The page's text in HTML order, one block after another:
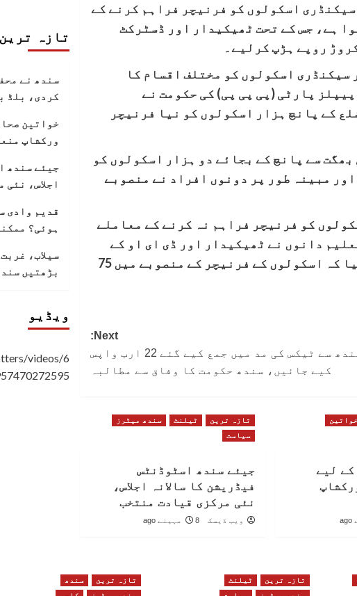
اسکولوں کو فرنیچر فراہم کرنے کے
ہے، جس کے تحت ٹھیکیدار اور ڈسٹرکٹ
اسکولوں کو مختلف اقسام کا
پارٹی (پی پی پی) کی حکومت نے
کے پانچ ہزار اسکولوں کو نیا فرنیچر
سے پانچ کے بجائے دو ہزار اسکولوں کو
مبینہ طور پر دونوں افراد نے منصوبے
کو فرنیچر فراہم نہ کرنے کے معاملے
دانوں نے ٹھیکیدار اور ڈی ای او کے
خلاف نوشہروفیروز میں مظاہرہ کرتے ہوئے دعویٰ کیا کہ اسکولوں کے فرنیچر کے منصوبے میں 75
Next:
سندھ سے ٹیکس کی مد میں جمع کیے گئے 22 ارب واپس
کیے جائیں، سندھ حکومت کا وفاق سے مطالبہ
خواتین
لیے
تازہ ترین ٹیلنٹ
سندھ میٹرز
سیاست
جیئے سندھ اسٹوڈنٹس
فیڈریشن کا سالانہ اجلاس،
نئی مرکزی قیادت منتخب
ویب ڈیسک 8 مہینے ago
تازہ ترین
سندھ نے
کردی، بلڈ
خواتین
ورکشاپ
جیئے سندھ
اجلاس،
قدیم وادی
ہوئی؟
سیلاب،
بڑھتیں
ویڈیو
videos/6
تازہ ترین
ٹیلنٹ
تازہ ترین
سندھ